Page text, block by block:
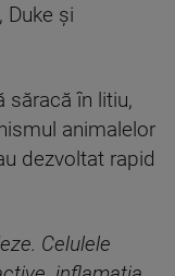
Duke şi
săracă în litiu,
animalelor
dezvoltat rapid
Celulele